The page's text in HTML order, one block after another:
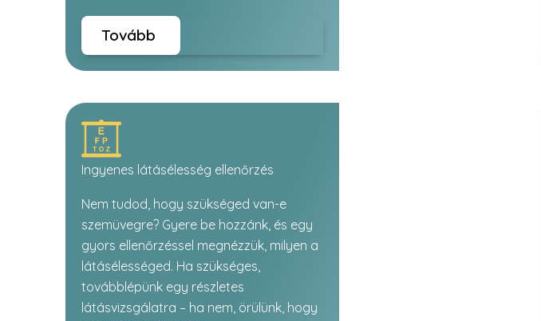
Tovább
Ingyenes látásélesség ellenőrzés
Nem tudod, hogy szükséged van-e
szemüvegre? Gyere be hozzánk, és egy
gyors ellenőrzéssel megnézzük, milyen a
látásélességed. Ha szükséges,
továbblépünk egy részletes
látásvizsgálatra – ha nem, örülünk, hogy